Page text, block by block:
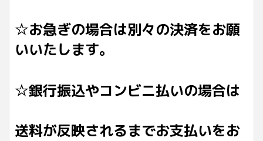
☆お急ぎの場合は別々の決済をお願
いいたします。
☆銀行振込やコンビニ払いの場合は
送料が反映されるまでお支払いをお